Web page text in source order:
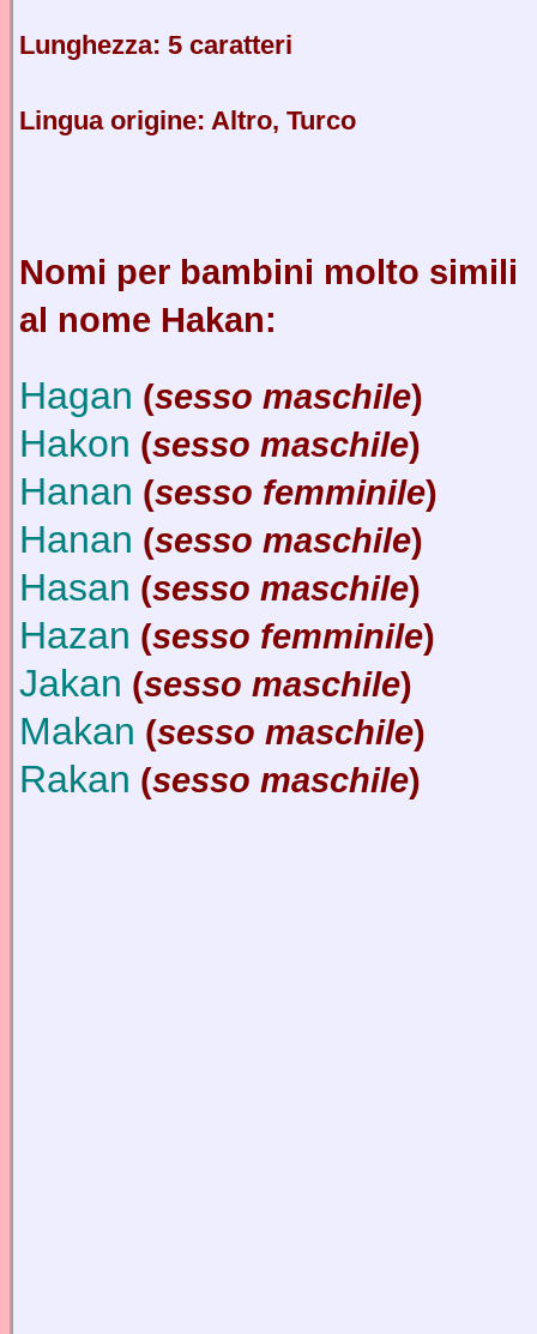
Lunghezza: 5 caratteri
Lingua origine: Altro, Turco
Nomi per bambini molto simili
al nome Hakan:
Hagan (sesso maschile)
Hakon (sesso maschile)
Hanan (sesso femminile)
Hanan (sesso maschile)
Hasan (sesso maschile)
Hazan (sesso femminile)
Jakan (sesso maschile)
Makan (sesso maschile)
Rakan (sesso maschile)